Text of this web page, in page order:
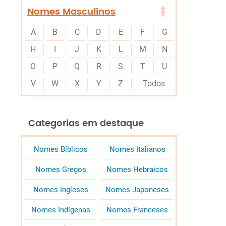
Nomes Masculinos
A B C D E F
G
H
I J K L M
N
O
P Q R S T
U
V
W X Y Z Todos
Categorias em destaque
Nomes Bíblicos Nomes Italianos
Nomes Gregos Nomes Hebraicos
Nomes Ingleses Nomes Japoneses
Nomes Indígenas Nomes Franceses